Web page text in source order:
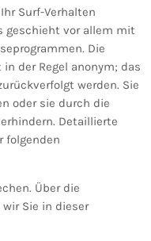
Surf-Verhalten
geschieht vor allem mit
Die
der Regel anonym; das
werden. Sie
oder sie durch die
Detaillierte
folgenden
Über die
Sie in dieser